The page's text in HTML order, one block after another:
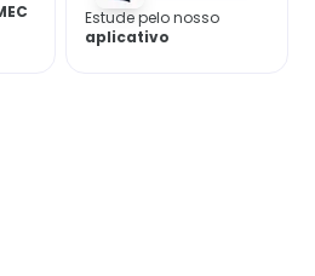
Estude pelo nosso
aplicativo